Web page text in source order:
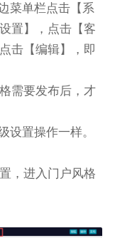
菜单栏点击【系
置】，点击【客
击【编辑】，即
需要发布后，才
设置操作一样。
，进入门户风格